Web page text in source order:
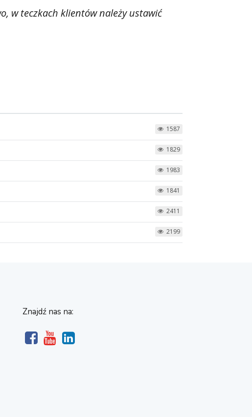
w teczkach klientów należy ustawić
1587
1829
1983
1841
2411
2199
Znajdź nas na: